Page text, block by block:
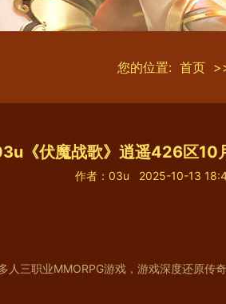
您的位置: 首页
《伏魔战歌》逍遥426区10
作者：03u 2025-10-13
人三职业MMORPG游戏，游戏深度还原传